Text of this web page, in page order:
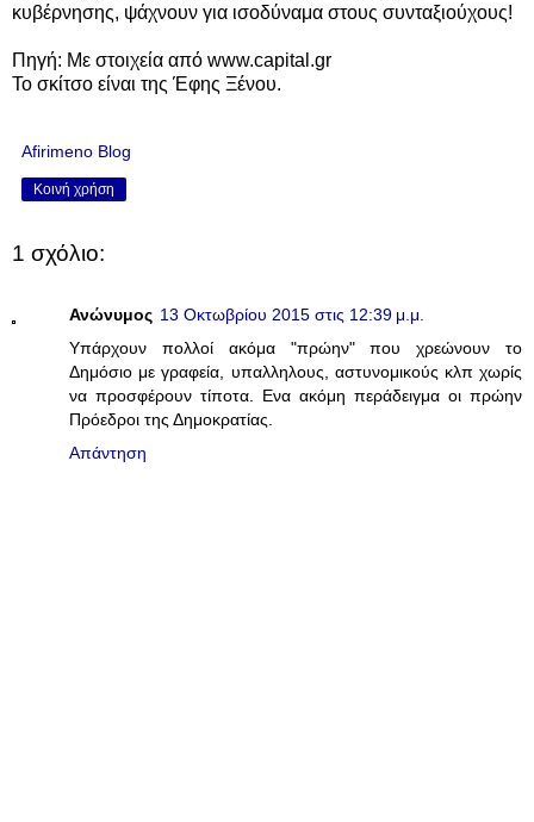
κυβέρνησης, ψάχνουν για ισοδύναμα στους συνταξιούχους!
Πηγή: Με στοιχεία από www.capital.gr
Το σκίτσο είναι της Έφης Ξένου.
Afirimeno Blog
Κοινή χρήση
1 σχόλιο:
Ανώνυμος 13 Οκτωβρίου 2015 στις 12:39 μ.μ.
Υπάρχουν πολλοί ακόμα "πρώην" που χρεώνουν το
Δημόσιο με γραφεία, υπαλληλους, αστυνομικούς κλπ χωρίς
να προσφέρουν τίποτα. Ενα ακόμη περάδειγμα οι πρώην
Πρόεδροι της Δημοκρατίας.
Απάντηση